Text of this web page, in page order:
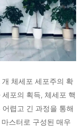
체세포 세포주의 확
포의 획득, 체세포 핵
렵고 긴 과정을 통해
스터로 구성된 매우